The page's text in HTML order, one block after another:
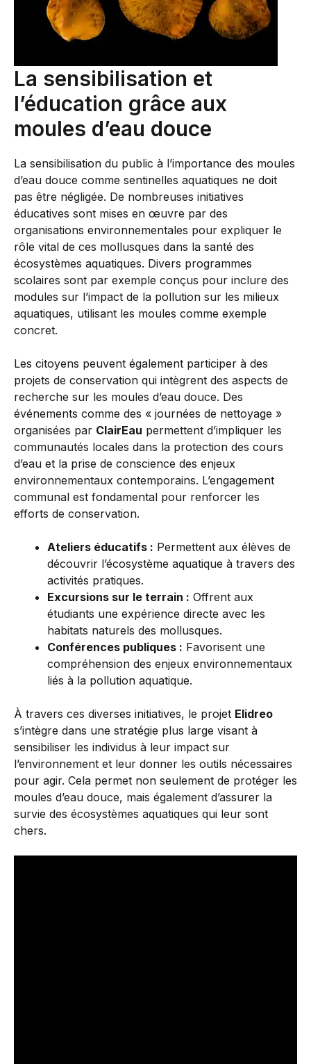
La sensibilisation et
l’éducation grâce aux
moules d’eau douce
La sensibilisation du public à l’importance des moules
d’eau douce comme sentinelles aquatiques ne doit
pas être négligée. De nombreuses initiatives
éducatives sont mises en œuvre par des
organisations environnementales pour expliquer le
rôle vital de ces mollusques dans la santé des
écosystèmes aquatiques. Divers programmes
scolaires sont par exemple conçus pour inclure des
modules sur l’impact de la pollution sur les milieux
aquatiques, utilisant les moules comme exemple
concret.
Les citoyens peuvent également participer à des
projets de conservation qui intègrent des aspects de
recherche sur les moules d’eau douce. Des
événements comme des « journées de nettoyage »
organisées par ClairEau permettent d’impliquer les
communautés locales dans la protection des cours
d’eau et la prise de conscience des enjeux
environnementaux contemporains. L’engagement
communal est fondamental pour renforcer les
efforts de conservation.
Ateliers éducatifs : Permettent aux élèves de
découvrir l’écosystème aquatique à travers des
activités pratiques.
Excursions sur le terrain : Offrent aux
étudiants une expérience directe avec les
habitats naturels des mollusques.
Conférences publiques : Favorisent une
compréhension des enjeux environnementaux
liés à la pollution aquatique.
À travers ces diverses initiatives, le projet Elidreo
s’intègre dans une stratégie plus large visant à
sensibiliser les individus à leur impact sur
l’environnement et leur donner les outils nécessaires
pour agir. Cela permet non seulement de protéger les
moules d’eau douce, mais également d’assurer la
survie des écosystèmes aquatiques qui leur sont
chers.